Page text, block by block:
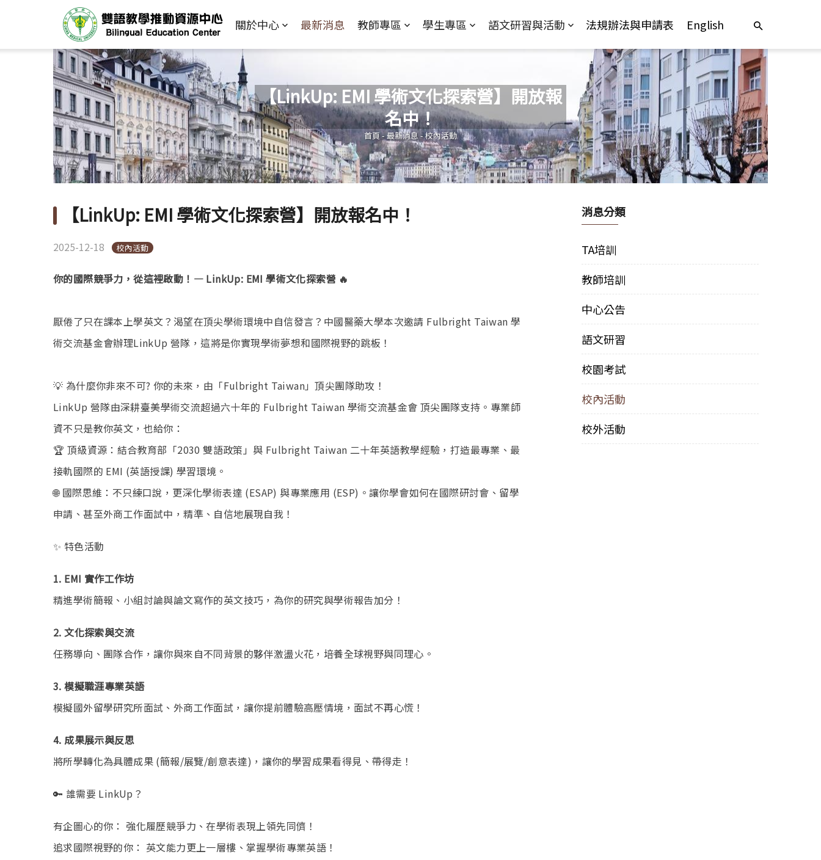
關於中心 最新消息 教師專區 學生專區 語文研習與活動 法規辦法與申請表 English
【LinkUp: EMI 學術文化探索營】開放報
名中！
您在這裡
首頁-最新消息-校內活動
【LinkUp: EMI 學術文化探索營】開放報名中！
2025-12-18 校內活動
你的國際競爭力，從這裡啟動！— LinkUp: EMI 學術文化探索營 🔥
厭倦了只在課本上學英文？渴望在頂尖學術環境中自信發言？中國醫藥大學本次邀請 Fulbright Taiwan 學
術交流基金會辦理LinkUp 營隊，這將是你實現學術夢想和國際視野的跳板！
💡 為什麼你非來不可? 你的未來，由「Fulbright Taiwan」頂尖團隊助攻！
LinkUp 營隊由深耕臺美學術交流超過六十年的 Fulbright Taiwan 學術交流基金會 頂尖團隊支持。專業師
資不只是教你英文，也給你：
🏆 頂級資源：結合教育部「2030 雙語政策」與 Fulbright Taiwan 二十年英語教學經驗，打造最專業、最
接軌國際的 EMI (英語授課) 學習環境。
🌐 國際思維：不只練口說，更深化學術表達 (ESAP) 與專業應用 (ESP)。讓你學會如何在國際研討會、留學
申請、甚至外商工作面試中，精準、自信地展現自我！
✨ 特色活動
1. EMI 實作工作坊
精進學術簡報、小組討論與論文寫作的英文技巧，為你的研究與學術報告加分！
2. 文化探索與交流
任務導向、團隊合作，讓你與來自不同背景的夥伴激盪火花，培養全球視野與同理心。
3. 模擬職涯專業英語
模擬國外留學研究所面試、外商工作面試，讓你提前體驗高壓情境，面試不再心慌！
4. 成果展示與反思
將所學轉化為具體成果 (簡報/展覽/創意表達)，讓你的學習成果看得見、帶得走！
🔑 誰需要 LinkUp？
有企圖心的你： 強化履歷競爭力、在學術表現上領先同儕！
追求國際視野的你： 英文能力更上一層樓、掌握學術專業英語！
消息分類
TA培訓
教師培訓
中心公告
語文研習
校園考試
校內活動
校外活動